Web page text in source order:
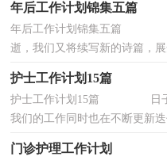
年后工作计划锦集五篇
年后工作计划锦集五篇 时
逝，我们又将续写新的诗篇，
护士工作计划15篇
护士工作计划15篇 日子在
我们的工作同时也在不断更新
门诊护理工作计划